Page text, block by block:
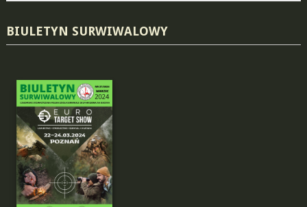
BIULETYN SURWIWALOWY